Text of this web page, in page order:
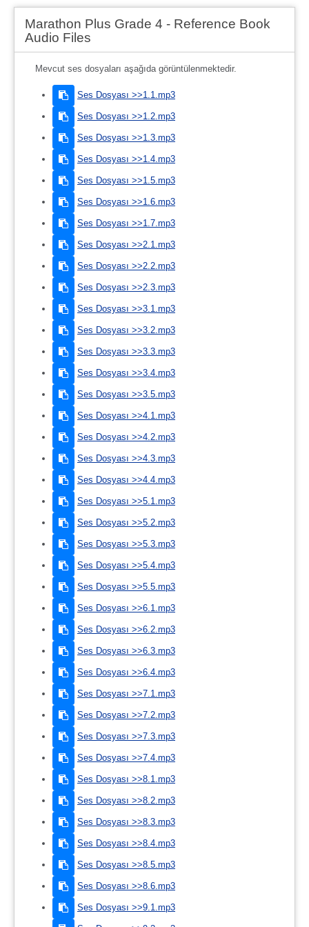
Marathon Plus Grade 4 - Reference Book
Audio Files
Mevcut ses dosyaları aşağıda görüntülenmektedir.
Ses Dosyası >>1.1.mp3
Ses Dosyası >>1.2.mp3
Ses Dosyası >>1.3.mp3
Ses Dosyası >>1.4.mp3
Ses Dosyası >>1.5.mp3
Ses Dosyası >>1.6.mp3
Ses Dosyası >>1.7.mp3
Ses Dosyası >>2.1.mp3
Ses Dosyası >>2.2.mp3
Ses Dosyası >>2.3.mp3
Ses Dosyası >>3.1.mp3
Ses Dosyası >>3.2.mp3
Ses Dosyası >>3.3.mp3
Ses Dosyası >>3.4.mp3
Ses Dosyası >>3.5.mp3
Ses Dosyası >>4.1.mp3
Ses Dosyası >>4.2.mp3
Ses Dosyası >>4.3.mp3
Ses Dosyası >>4.4.mp3
Ses Dosyası >>5.1.mp3
Ses Dosyası >>5.2.mp3
Ses Dosyası >>5.3.mp3
Ses Dosyası >>5.4.mp3
Ses Dosyası >>5.5.mp3
Ses Dosyası >>6.1.mp3
Ses Dosyası >>6.2.mp3
Ses Dosyası >>6.3.mp3
Ses Dosyası >>6.4.mp3
Ses Dosyası >>7.1.mp3
Ses Dosyası >>7.2.mp3
Ses Dosyası >>7.3.mp3
Ses Dosyası >>7.4.mp3
Ses Dosyası >>8.1.mp3
Ses Dosyası >>8.2.mp3
Ses Dosyası >>8.3.mp3
Ses Dosyası >>8.4.mp3
Ses Dosyası >>8.5.mp3
Ses Dosyası >>8.6.mp3
Ses Dosyası >>9.1.mp3